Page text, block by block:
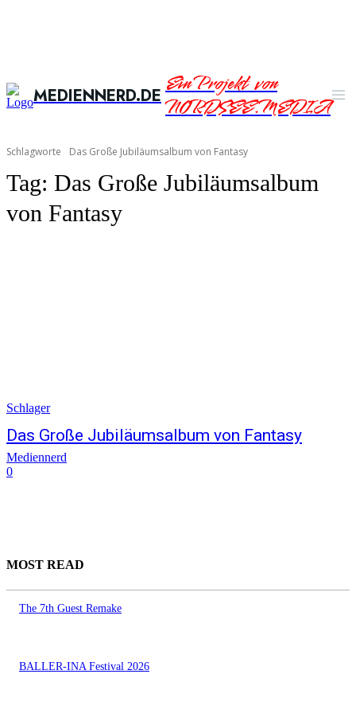
MEDIENNERD.DEEin Projekt von
NORDSEE.MEDIA
Schlagworte Das Große Jubiläumsalbum von Fantasy
Tag: Das Große Jubiläumsalbum
von Fantasy
Schlager
Das Große Jubiläumsalbum von Fantasy
Mediennerd
0
MOST READ
The 7th Guest Remake
BALLER-INA Festival 2026